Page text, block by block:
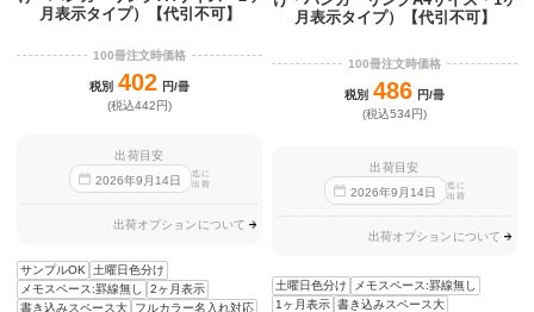
月表示タイプ）【代引不可】
100冊注文時価格
税別 402 円/冊
(税込442円)
出荷目安
2026年9 月 14日
迄に
出荷
出荷オプションについて
サンプルOK
土曜日色分け
メモスペース:罫線無し
2ヶ月表示
書き込みスペース大
フルカラー名入れ対応
月表示タイプ）【代引不可】
100冊注文時価格
税別 486 円/冊
(税込534円)
出荷目安
2026年9 月 14日
迄に
出荷
出荷オプションについて
土曜日色分け
メモスペース:罫線無し
1ヶ月表示 書き込みスペース大